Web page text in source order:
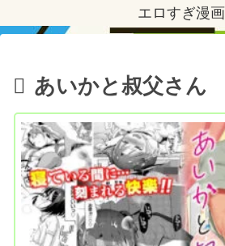
エロすぎ漫画
あいかと叔父さん